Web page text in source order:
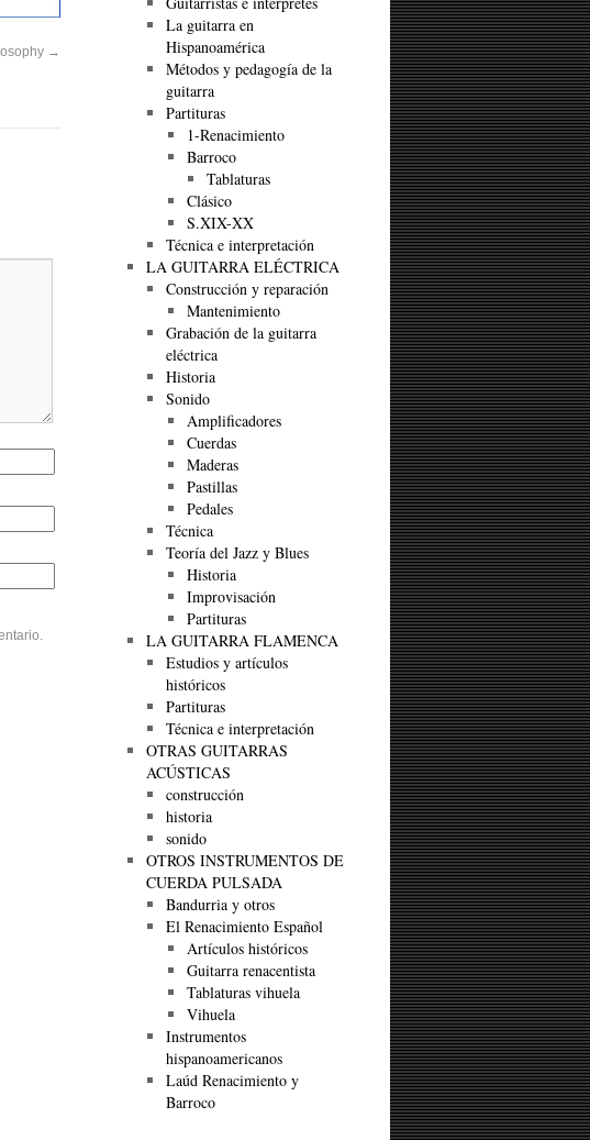
→
La guitarra en
Hispanoamérica
Métodos y pedagogía de la
guitarra
Partituras
1-Renacimiento
Barroco
Tablaturas
Clásico
S.XIX-XX
Técnica e interpretación
LA GUITARRA ELÉCTRICA
Construcción y reparación
Mantenimiento
Grabación de la guitarra
eléctrica
Historia
Sonido
Amplificadores
Cuerdas
Maderas
Pastillas
Pedales
Técnica
Teoría del Jazz y Blues
Historia
Improvisación
Partituras
LA GUITARRA FLAMENCA
Estudios y artículos
históricos
Partituras
Técnica e interpretación
OTRAS GUITARRAS
ACÚSTICAS
construcción
historia
sonido
OTROS INSTRUMENTOS DE
CUERDA PULSADA
Bandurria y otros
El Renacimiento Español
Artículos históricos
Guitarra renacentista
Tablaturas vihuela
Vihuela
Instrumentos
hispanoamericanos
Laúd Renacimiento y
Barroco